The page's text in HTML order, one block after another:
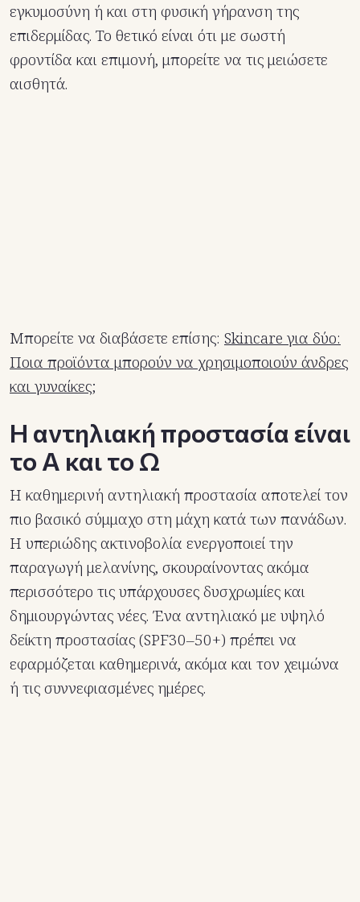
εγκυμοσύνη ή και στη φυσική γήρανση της
επιδερμίδας. Το θετικό είναι ότι με σωστή
φροντίδα και επιμονή, μπορείτε να τις μειώσετε
αισθητά.
Μπορείτε να διαβάσετε επίσης: Skincare για δύο:
Ποια προϊόντα μπορούν να χρησιμοποιούν άνδρες
και γυναίκες;
Η αντηλιακή προστασία είναι
το Α και το Ω
Η καθημερινή αντηλιακή προστασία αποτελεί τον
πιο βασικό σύμμαχο στη μάχη κατά των πανάδων.
Η υπεριώδης ακτινοβολία ενεργοποιεί την
παραγωγή μελανίνης, σκουραίνοντας ακόμα
περισσότερο τις υπάρχουσες δυσχρωμίες και
δημιουργώντας νέες. Ένα αντηλιακό με υψηλό
δείκτη προστασίας (SPF30–50+) πρέπει να
εφαρμόζεται καθημερινά, ακόμα και τον χειμώνα
ή τις συννεφιασμένες ημέρες.